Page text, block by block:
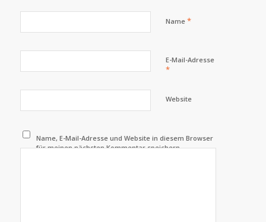
Name *
E-Mail-Adresse
*
Website
Name, E-Mail-Adresse und Website in diesem Browser
für meinen nächsten Kommentar speichern.